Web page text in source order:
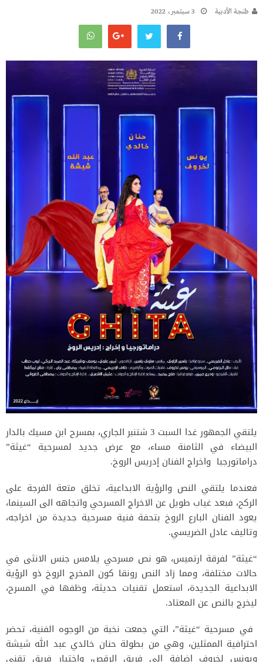
طنجة الأدبية 3 سبتمبر، 2022
يلتقي الجمهور غدا السبت 3 شتنبر الجاري، بمسرح ابن مسيك بالدار
البيضاء في الثامنة مساء، مع عرض جديد لمسرحية “غيثة”
دراماتورجبا واخراج الفنان إدريس الروخ.
فعندما يلتقي النص والرؤية الابداعية، تخلق متعة الفرجة على
الركح، فبعد غياب طويل عن الاخراج المسرحي واتجاهه الى السينما،
يعود الفنان البارع الروخ بتحفة فنية مسرحية جديدة من اخراجه،
وتاليف عادل الضريسي.
“غيثة” لفرقة ارتميس، هو نص مسرحي يلامس جنس الانثى في
حالات مختلفة، ومما زاد النص رونقا كون المخرج الروخ ذو الرؤية
الابداعية الجديدة، استعمل تقنيات حديثة، وظفها في المسرح،
ليخرج بالنص عن المعتاد.
في مسرحية “غيثة”، التي جمعت نخبة من الوجوه الفنية، تحضر
احترافية الممثلين، وهي من بطولة حنان خالدي عبد الله شيشة
ويونس لخروف اضافة الى فريق الرقص، واختيار فريق تقني